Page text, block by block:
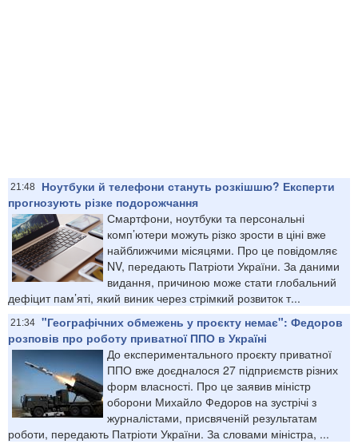
21:48
Ноутбуки й телефони стануть розкішшю? Експерти
прогнозують різке подорожчання
Смартфони, ноутбуки та персональні
комп’ютери можуть різко зрости в ціні вже
найближчими місяцями. Про це повідомляє
NV, передають Патріоти України. За даними
видання, причиною може стати глобальний
дефіцит пам’яті, який виник через стрімкий розвиток т...
21:34 "Географічних обмежень у проєкту немає": Федоров
розповів про роботу приватної ППО в Україні
До експериментального проєкту приватної
ППО вже доєдналося 27 підприємств різних
форм власності. Про це заявив міністр
оборони Михайло Федоров на зустрічі з
журналістами, присвяченій результатам
роботи, передають Патріоти України. За словами міністра, ...